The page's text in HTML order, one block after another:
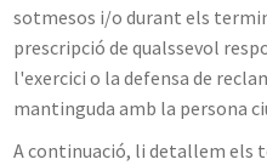
sotmesos i/o durant els
prescripció de qualssevol
l'exercici o la defensa de
mantinguda amb la persona
A continuació, li detallem els